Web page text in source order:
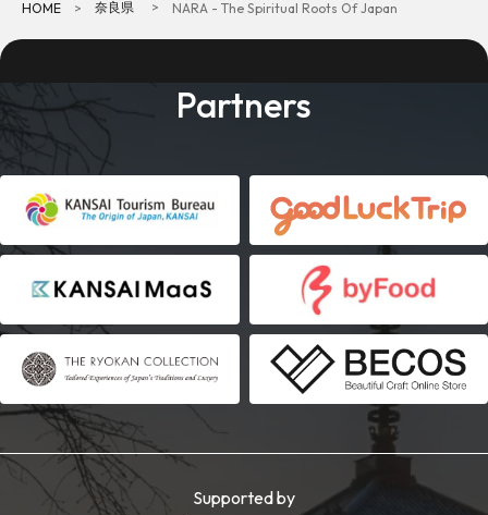
HOME 奈良県 NARA - The Spiritual Roots Of Japan
Partners
Supported by